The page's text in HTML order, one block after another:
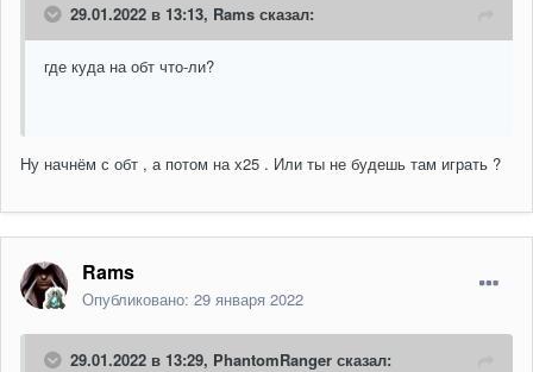
29.01.2022 в 13:13, Rams сказал:
где куда на обт что-ли?
Ну начнём с обт , а потом на х25 . Или ты не будешь там играть ?
Rams
Опубликовано: 29 января 2022
29.01.2022 в 13:29, PhantomRanger сказал: